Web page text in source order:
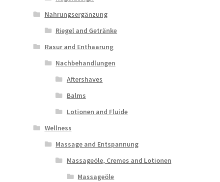
Nahrungsergänzung
Riegel and Getränke
Rasur and Enthaarung
Nachbehandlungen
Aftershaves
Balms
Lotionen and Fluide
Wellness
Massage and Entspannung
Massageöle, Cremes and Lotionen
Massageöle